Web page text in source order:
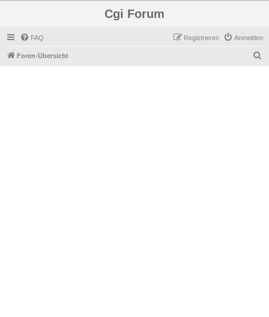
Cgi Forum
FAQ Anmelden
Registrieren
Foren-Übersicht